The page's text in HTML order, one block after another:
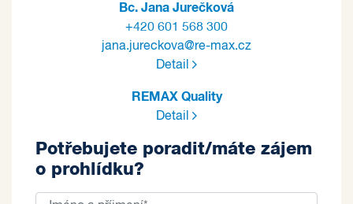
Bc. Jana Jurečková
+420 601 568 300
jana.jureckova@re-max.cz
Detail
REMAX Quality
Detail
Potřebujete poradit/máte zájem
o prohlídku?